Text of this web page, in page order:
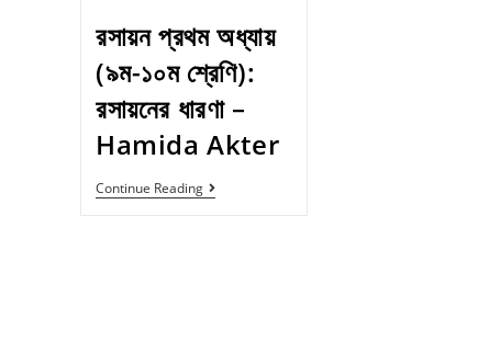
রসায়ন প্রথম অধ্যায়
(৯ম-১০ম শ্রেণি):
রসায়নের ধারণা –
Hamida Akter
Continue Reading